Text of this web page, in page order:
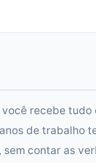
recebe
de trabalho
contar as